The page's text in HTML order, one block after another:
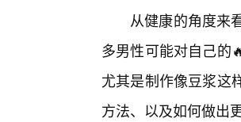
从健康的角度来
多男性可能对自己的
尤其是制作像豆浆这
方法、以及如何做出